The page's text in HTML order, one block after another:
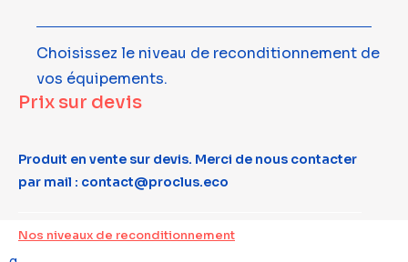
Choisissez le niveau de reconditionnement de
vos équipements.
Prix sur devis
Produit en vente sur devis. Merci de nous contacter
par mail : contact@proclus.eco
Nos niveaux de reconditionnement